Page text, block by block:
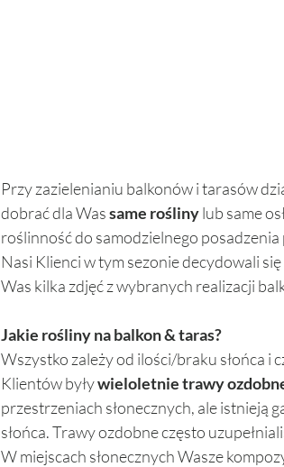
Przy zazielenianiu balkonów i tarasów
dobrać dla Was same rośliny lub same
roślinność do samodzielnego posadzenia
Nasi Klienci w tym sezonie decydowali
Was kilka zdjęć z wybranych realizacji
Jakie rośliny na balkon & taras?
Wszystko zależy od ilości/braku słońca i
Klientów były wieloletnie trawy
przestrzeniach słonecznych, ale istnieją
słońca. Trawy ozdobne często
W miejscach słonecznych Wasze